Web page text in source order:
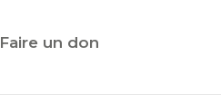
Faire un don